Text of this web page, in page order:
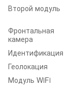
Второй модуль
Фронтальная
камера
Идентификация
Геолокация
Модуль WiFi